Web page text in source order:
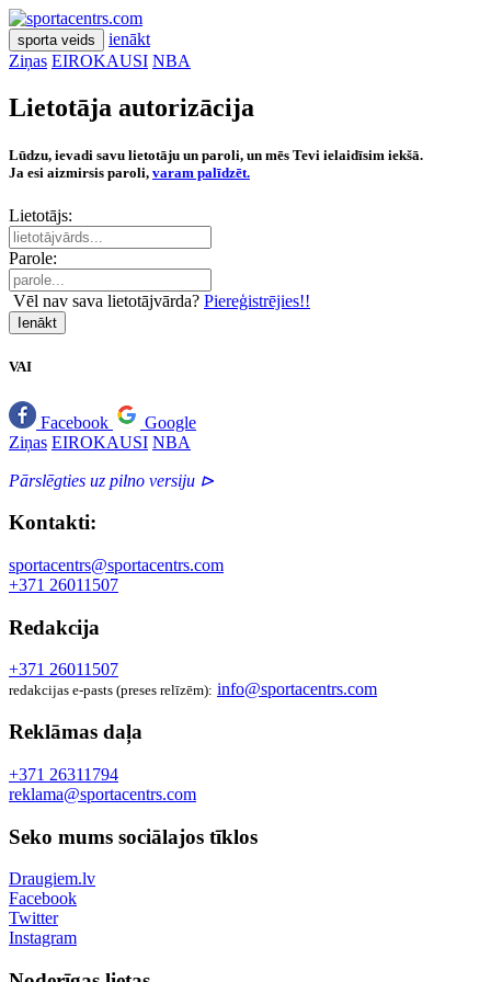
sporta veids
ienākt
Ziņas EIROKAUSI NBA
Lietotāja autorizācija
Lūdzu, ievadi savu lietotāju un paroli, un mēs Tevi ielaidīsim iekšā.
Ja esi aizmirsis paroli, varam palīdzēt.
Lietotājs:
Parole:
Vēl nav sava lietotājvārda? Piereģistrējies!!
Ienākt
VAI
Facebook
Google
Ziņas EIROKAUSI NBA
Pārslēgties uz pilno versiju ⊳
Kontakti:
sportacentrs@sportacentrs.com
+371 26011507
Redakcija
+371 26011507
redakcijas e-pasts (preses relīzēm): info@sportacentrs.com
Reklāmas daļa
+371 26311794
reklama@sportacentrs.com
Seko mums sociālajos tīklos
Draugiem.lv
Facebook
Twitter
Instagram